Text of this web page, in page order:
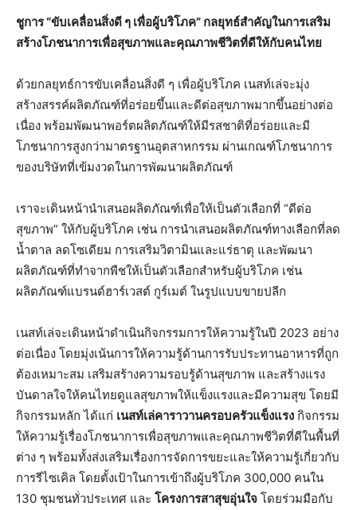
ชูการ “ขับเคลื่อนสิ่งดี ๆ เพื่อผู้บริโภค” กลยุทธ์สำคัญในการเสริม
สร้างโภชนาการเพื่อสุขภาพและคุณภาพชีวิตที่ดีให้กับคนไทย
ด้วยกลยุทธ์การขับเคลื่อนสิ่งดี ๆ เพื่อผู้บริโภค เนสท์เล่จะมุ่ง
สร้างสรรค์ผลิตภัณฑ์ที่อร่อยขึ้นและดีต่อสุขภาพมากขึ้นอย่างต่อ
เนื่อง พร้อมพัฒนาพอร์ตผลิตภัณฑ์ให้มีรสชาติที่อร่อยและมี
โภชนาการสูงกว่ามาตรฐานอุตสาหกรรม ผ่านเกณฑ์โภชนาการ
ของบริษัทที่เข้มงวดในการพัฒนาผลิตภัณฑ์
เราจะเดินหน้านำเสนอผลิตภัณฑ์เพื่อให้เป็นตัวเลือกที่ “ดีต่อ
สุขภาพ” ให้กับผู้บริโภค เช่น การนำเสนอผลิตภัณฑ์ทางเลือกที่ลด
น้ำตาล ลดโซเดียม การเสริมวิตามินและแร่ธาตุ และพัฒนา
ผลิตภัณฑ์ที่ทำจากพืชให้เป็นตัวเลือกสําหรับผู้บริโภค เช่น
ผลิตภัณฑ์แบรนด์ฮาร์เวสต์ กูร์เมต์ ในรูปแบบขายปลีก
เนสท์เล่จะเดินหน้าดำเนินกิจกรรมการให้ความรู้ในปี 2023 อย่าง
ต่อเนื่อง โดยมุ่งเน้นการให้ความรู้ด้านการรับประทานอาหารที่ถูก
ต้องเหมาะสม เสริมสร้างความรอบรู้ด้านสุขภาพ และสร้างแรง
บันดาลใจให้คนไทยดูแลสุขภาพให้แข็งแรงและมีความสุข โดยมี
กิจกรรมหลัก ได้แก่ เนสท์เล่คาราวานครอบครัวแข็งแรง กิจกรรม
ให้ความรู้เรื่องโภชนาการเพื่อสุขภาพและคุณภาพชีวิตที่ดีในพื้นที่
ต่าง ๆ พร้อมทั้งส่งเสริมเรื่องการจัดการขยะและให้ความรู้เกี่ยวกับ
การรีไซเคิล โดยตั้งเป้าในการเข้าถึงผู้บริโภค 300,000 คนใน
130 ชุมชนทั่วประเทศ และ โครงการสาสุขอุ่นใจ โดยร่วมมือกับ